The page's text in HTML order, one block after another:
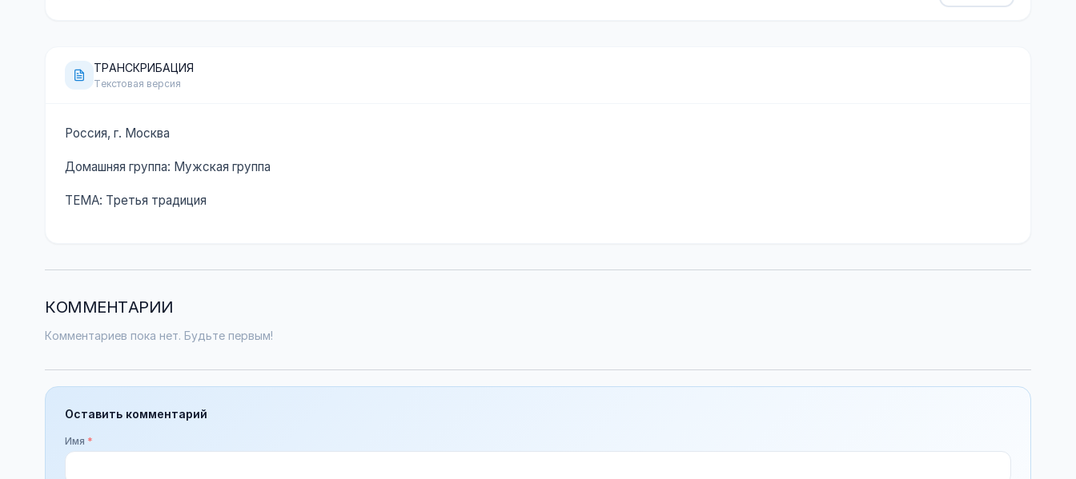
ТРАНСКРИБАЦИЯ
Текстовая версия
Россия, г. Москва
Домашняя группа: Мужская группа
ТЕМА: Третья традиция
КОММЕНТАРИИ
Комментариев пока нет. Будьте первым!
Оставить комментарий
Имя *